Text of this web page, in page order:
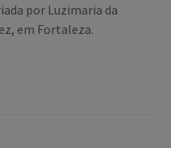
por Luzimaria da
em Fortaleza.